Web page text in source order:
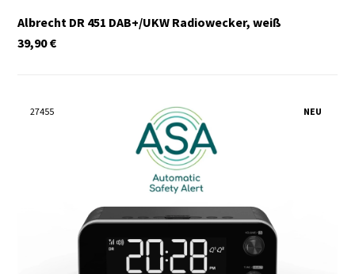
Albrecht DR 451 DAB+/UKW Radiowecker, weiß
€
39,90
NEU
27455